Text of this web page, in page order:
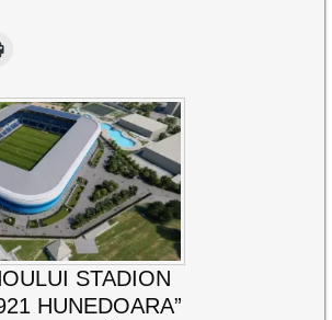
STADION
HUNEDOARA”